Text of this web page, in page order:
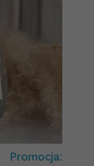
Promocja: